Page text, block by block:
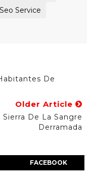
Seo Service
De
Older Article
De La Sangre
Derramada
FACEBOOK